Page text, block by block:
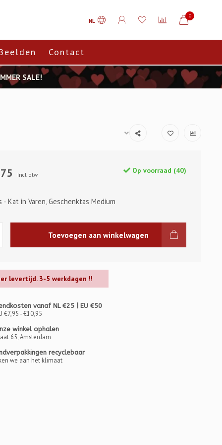
NL
0
Contact
SALE!
Incl. btw Op voorraad (40)
- Kat in Varen, Geschenktas Medium
Toevoegen aan winkelwagen
levertijd. 3-5 werkdagen !!
vanaf NL €25 | EU €50
€7,95 - €10,95
winkel ophalen
65, Amsterdam
recyclebaar
we aan het klimaat